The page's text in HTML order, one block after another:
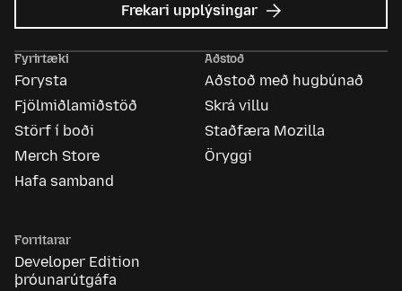
Frekari upplýsingar um
Mozilla
Fyrirtæki
Forysta
Fjölmiðlamiðstöð
Störf í boði
Merch Store
Hafa samband
Aðstoð
Aðstoð með hugbúnað
Skrá villu
Staðfæra Mozilla
Öryggi
Forritarar
Developer Edition
þróunarútgáfa